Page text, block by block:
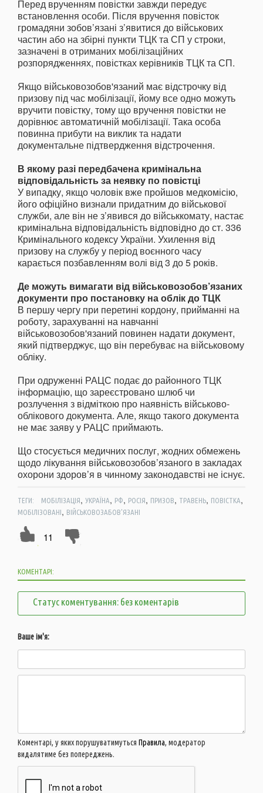
Перед врученням повістки завжди передує
встановлення особи. Після вручення повісток
громадяни зобов’язані з’явитися до військових
частин або на збірні пункти ТЦК та СП у строки,
зазначені в отриманих мобілізаційних
розпорядженнях, повістках керівників ТЦК та СП.
Якщо військовозобов'язаний має відстрочку від
призову під час мобілізації, йому все одно можуть
вручити повістку, тому що вручення повістки не
дорівнює автоматичній мобілізації. Така особа
повинна прибути на виклик та надати
документальне підтвердження відстрочення.
В якому разі передбачена кримінальна
відповідальність за неявку по повістці
У випадку, якщо чоловік вже пройшов медкомісію,
його офіційно визнали придатним до військової
служби, але він не з’явився до військкомату, настає
кримінальна відповідальність відповідно до ст. 336
Кримінального кодексу України. Ухилення від
призову на службу у період воєнного часу
карається позбавленням волі від 3 до 5 років.
Де можуть вимагати від військовозобов’язаних
документи про постановку на облік до ТЦК
В першу чергу при перетині кордону, прийманні на
роботу, зарахуванні на навчанні
військовозобов'язаний повинен надати документ,
який підтверджує, що він перебуває на військовому
обліку.
При одруженні РАЦС подає до районного ТЦК
інформацію, що зареєстровано шлюб чи
розлучення з відміткою про наявність військово-
облікового документа. Але, якщо такого документа
не має заяву у РАЦС приймають.
Що стосується медичних послуг, жодних обмежень
щодо лікування військовозобов’язаного в закладах
охорони здоров’я в чинному законодавстві не існує.
ТЕГИ: МОБІЛІЗАЦІЯ, УКРАЇНА, РФ, РОСІЯ, ПРИЗОВ, ТРАВЕНЬ, ПОВІСТКА,
МОБІЛІЗОВАНІ, ВІЙСЬКОВОЗАБОВ'ЯЗАНІ
11
КОМЕНТАРІ:
Статус коментування: без коментарів
Ваше ім'я:
Коментарі, у яких порушуватимуться Правила, модератор
видалятиме без попереджень.